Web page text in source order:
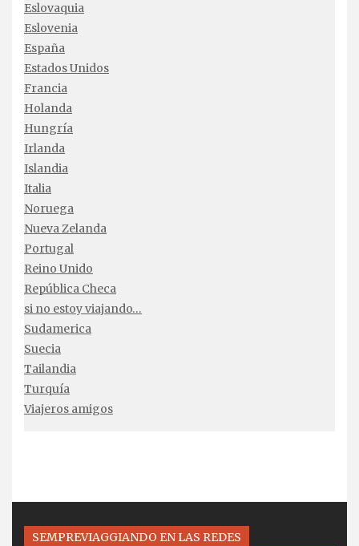
Eslovaquia
Eslovenia
España
Estados Unidos
Francia
Holanda
Hungría
Irlanda
Islandia
Italia
Noruega
Nueva Zelanda
Portugal
Reino Unido
República Checa
si no estoy viajando…
Sudamerica
Suecia
Tailandia
Turquía
Viajeros amigos
SEMPREVIAGGIANDO EN LAS REDES